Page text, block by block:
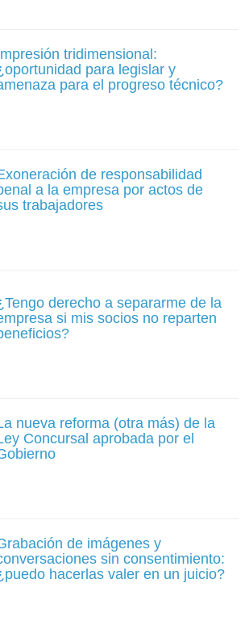
tridimensional:
para legislar y
para el progreso técnico?
de responsabilidad
a la empresa por actos de
trabajadores
derecho a separarme de la
si mis socios no reparten
nueva reforma (otra más) de la
Concursal aprobada por el
de imágenes y
sin consentimiento:
hacerlas valer en un juicio?